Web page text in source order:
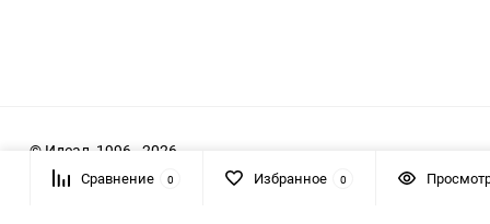
© Идеал, 1996 - 2026
Сравнение 0 Избранное 0